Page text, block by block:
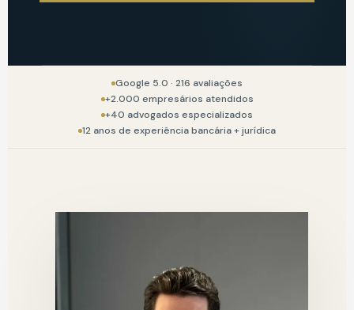
Google 5.0 · 216 avaliações
+2.000 empresários atendidos
+40 advogados especializados
12 anos de experiência bancária + jurídica